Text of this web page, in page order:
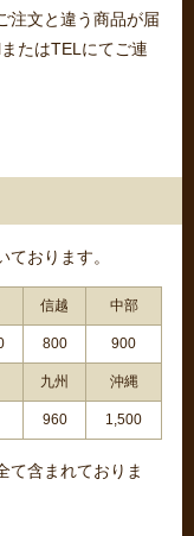
注文と違う商品が届
たはTELにてご連
おります。
信越 中部
800 900
九州 沖縄
960 1,500
て含まれておりま